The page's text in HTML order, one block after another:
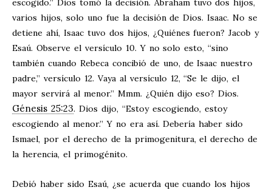
escogido.” Dios tomó la decisión. Abraham tuvo dos hijos,
varios hijos, solo uno fue la decisión de Dios. Isaac. No se
detiene ahí, Isaac tuvo dos hijos, ¿Quiénes fueron? Jacob y
Esaú. Observe el versículo 10. Y no solo esto, “sino
también cuando Rebeca concibió de uno, de Isaac nuestro
padre,” versículo 12. Vaya al versículo 12, “Se le dijo, el
mayor servirá al menor.” Mmm. ¿Quién dijo eso? Dios.
Génesis 25:23. Dios dijo, “Estoy escogiendo, estoy
escogiendo al menor.” Y no era así. Debería haber sido
Ismael, por el derecho de la primogenitura, el derecho de
la herencia, el primogénito.
Debió haber sido Esaú, ¿se acuerda que cuando los hijos